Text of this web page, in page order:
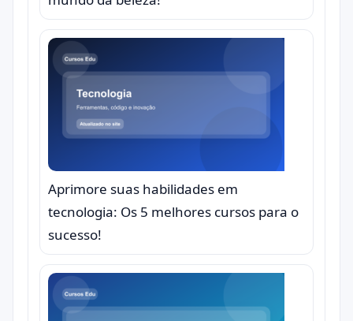
Aprimore suas habilidades em
tecnologia: Os 5 melhores cursos para o
sucesso!